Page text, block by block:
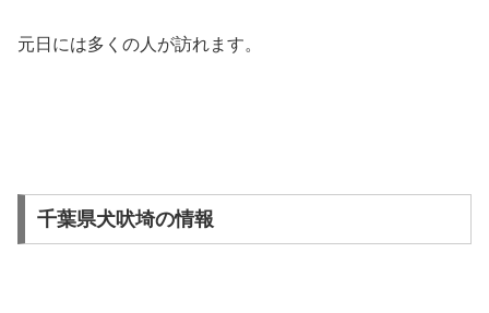
元日には多くの人が訪れます。
千葉県犬吠埼の情報